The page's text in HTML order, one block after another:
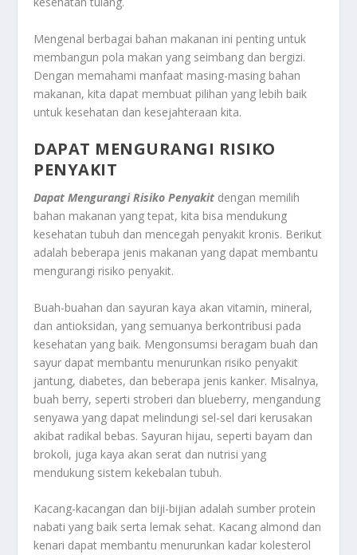
Mengenal berbagai bahan makanan ini penting untuk
membangun pola makan yang seimbang dan bergizi.
Dengan memahami manfaat masing-masing bahan
makanan, kita dapat membuat pilihan yang lebih baik
untuk kesehatan dan kesejahteraan kita.
DAPAT MENGURANGI RISIKO
PENYAKIT
Dapat Mengurangi Risiko Penyakit dengan memilih
bahan makanan yang tepat, kita bisa mendukung
kesehatan tubuh dan mencegah penyakit kronis. Berikut
adalah beberapa jenis makanan yang dapat membantu
mengurangi risiko penyakit.
Buah-buahan dan sayuran kaya akan vitamin, mineral,
dan antioksidan, yang semuanya berkontribusi pada
kesehatan yang baik. Mengonsumsi beragam buah dan
sayur dapat membantu menurunkan risiko penyakit
jantung, diabetes, dan beberapa jenis kanker. Misalnya,
buah berry, seperti stroberi dan blueberry, mengandung
senyawa yang dapat melindungi sel-sel dari kerusakan
akibat radikal bebas. Sayuran hijau, seperti bayam dan
brokoli, juga kaya akan serat dan nutrisi yang
mendukung sistem kekebalan tubuh.
Kacang-kacangan dan biji-bijian adalah sumber protein
nabati yang baik serta lemak sehat. Kacang almond dan
kenari dapat membantu menurunkan kadar kolesterol